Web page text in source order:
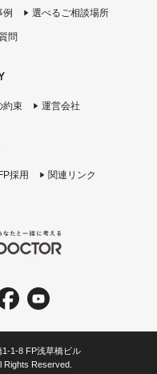
例 選べるご相談場所
問
約束 運営会社
FP採用 関連リンク
1-8 FP浅草橋ビル
Rights Reserved.